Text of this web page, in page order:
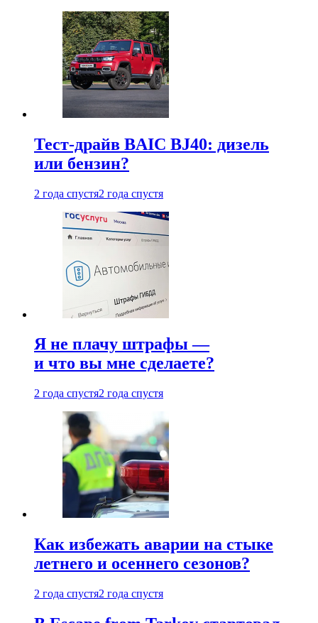
Тест-драйв BAIC BJ40: дизель
или бензин?
2 года спустя2 года спустя
Я не плачу штрафы —
и что вы мне сделаете?
2 года спустя2 года спустя
Как избежать аварии на стыке
летнего и осеннего сезонов?
2 года спустя2 года спустя